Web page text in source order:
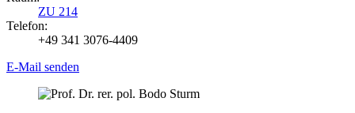
ZU 214
Telefon:
+49 341 3076-4409
E-Mail senden